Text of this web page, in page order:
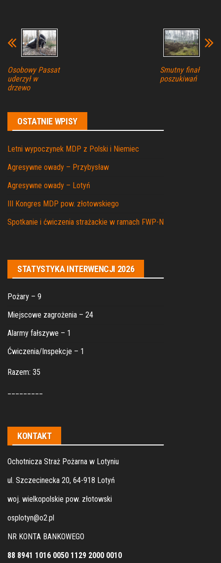
Osobowy Passat
uderzył w
drzewo
Smutny finał
poszukiwań
OSTATNIE WPISY
Letni wypoczynek MDP z Polski i Niemiec
Agresywne owady – Przybysław
Agresywne owady – Lotyń
III Kongres MDP pow. złotowskiego
Spotkanie i ćwiczenia strażackie w ramach FWP-N
STATYSTYKA INTERWENCJI 2026
Pożary – 9
Miejscowe zagrożenia – 24
Alarmy fałszywe – 1
Ćwiczenia/Inspekcje – 1
Razem: 35
KONTAKT
Ochotnicza Straż Pożarna w Lotyniu
ul. Szczecinecka 20, 64-918 Lotyń
woj. wielkopolskie pow. złotowski
osplotyn@o2.pl
NR KONTA BANKOWEGO
88 8941 1016 0050 1129 2000 0010